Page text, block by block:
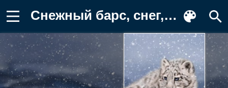
Снежный барс, снег, ирбис, зима Картинка для телефона